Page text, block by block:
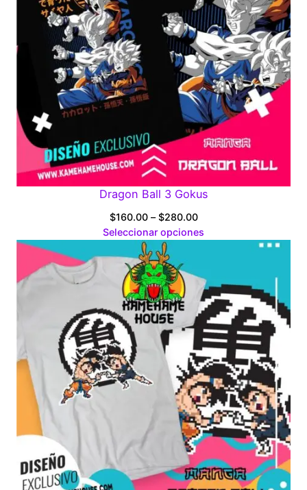
Dragon Ball 3 Gokus
$160.00 – $280.00Price
range:
$280.00
Seleccionar opciones